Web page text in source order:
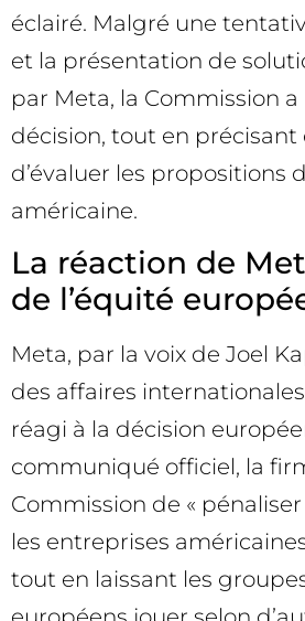
éclairé. Malgré une
et la présentation de
par Meta, la Commission
décision, tout en précisant
d’évaluer les propositions
américaine.
La réaction de
de l’équité
Meta, par la voix de Joel
des affaires
réagi à la décision
communiqué officiel, la
Commission de «
les entreprises
tout en laissant les